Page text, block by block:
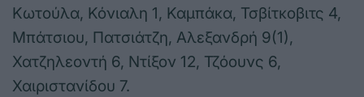
Κωτούλα, Κόνιαλη 1, Καμπάκα, Τσβίτκοβιτς 4,
Μπάτσιου, Πατσιάτζη, Αλεξανδρή 9(1),
Χατζηλεοντή 6, Ντίξον 12, Τζόουνς 6,
Χαιριστανίδου 7.